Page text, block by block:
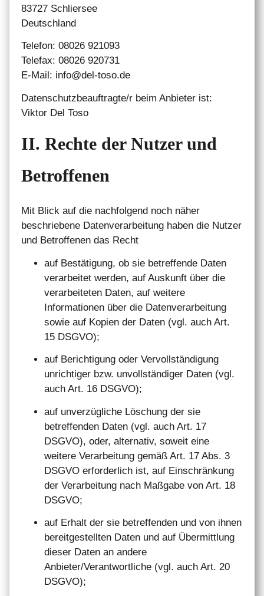
83727 Schliersee
Deutschland
Telefon: 08026 921093
Telefax: 08026 920731
E-Mail: info@del-toso.de
Datenschutzbeauftragte/r beim Anbieter ist:
Viktor Del Toso
II. Rechte der Nutzer und
Betroffenen
Mit Blick auf die nachfolgend noch näher
beschriebene Datenverarbeitung haben die Nutzer
und Betroffenen das Recht
auf Bestätigung, ob sie betreffende Daten
verarbeitet werden, auf Auskunft über die
verarbeiteten Daten, auf weitere
Informationen über die Datenverarbeitung
sowie auf Kopien der Daten (vgl. auch Art.
15 DSGVO);
auf Berichtigung oder Vervollständigung
unrichtiger bzw. unvollständiger Daten (vgl.
auch Art. 16 DSGVO);
auf unverzügliche Löschung der sie
betreffenden Daten (vgl. auch Art. 17
DSGVO), oder, alternativ, soweit eine
weitere Verarbeitung gemäß Art. 17 Abs. 3
DSGVO erforderlich ist, auf Einschränkung
der Verarbeitung nach Maßgabe von Art. 18
DSGVO;
auf Erhalt der sie betreffenden und von ihnen
bereitgestellten Daten und auf Übermittlung
dieser Daten an andere
Anbieter/Verantwortliche (vgl. auch Art. 20
DSGVO);